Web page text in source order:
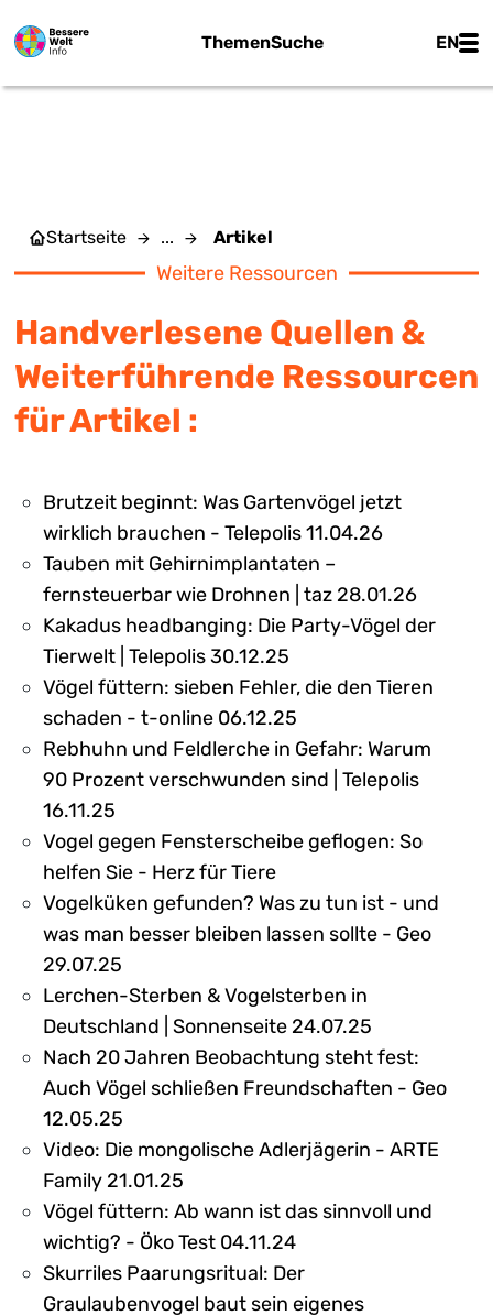
ThemenSuche EN
Startseite ... Artikel
Weitere Ressourcen
Handverlesene Quellen &
Weiterführende Ressourcen
für Artikel :
Brutzeit beginnt: Was Gartenvögel jetzt
wirklich brauchen - Telepolis 11.04.26
Tauben mit Gehirnimplantaten –
fernsteuerbar wie Drohnen | taz 28.01.26
Kakadus headbanging: Die Party-Vögel der
Tierwelt | Telepolis 30.12.25
Vögel füttern: sieben Fehler, die den Tieren
schaden - t-online 06.12.25
Rebhuhn und Feldlerche in Gefahr: Warum
90 Prozent verschwunden sind | Telepolis
16.11.25
Vogel gegen Fensterscheibe geflogen: So
helfen Sie - Herz für Tiere
Vogelküken gefunden? Was zu tun ist - und
was man besser bleiben lassen sollte - Geo
29.07.25
Lerchen-Sterben & Vogelsterben in
Deutschland | Sonnenseite 24.07.25
Nach 20 Jahren Beobachtung steht fest:
Auch Vögel schließen Freundschaften - Geo
12.05.25
Video: Die mongolische Adlerjägerin - ARTE
Family 21.01.25
Vögel füttern: Ab wann ist das sinnvoll und
wichtig? - Öko Test 04.11.24
Skurriles Paarungsritual: Der
Graulaubenvogel baut sein eigenes